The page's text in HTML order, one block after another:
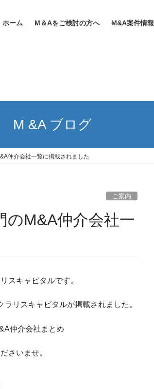
ホーム M＆Aをご検討の方へ M&A案件情報
M &A ブログ
仲介会社一覧に掲載されました
ご案内
のM&A仲介会社一
スキャピタルです。
ラリスキャピタルが掲載されました。
仲介会社まとめ
さいませ。